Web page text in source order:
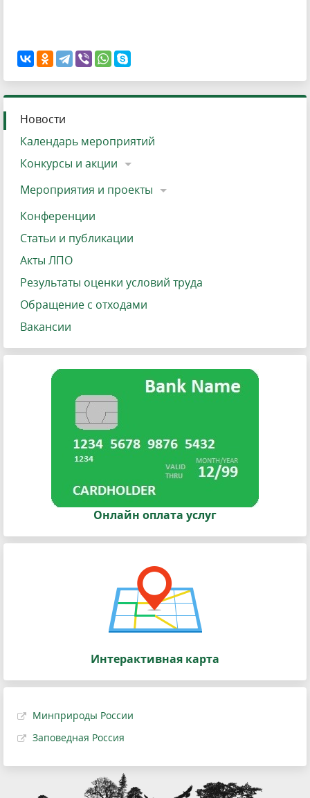
Новости
Календарь мероприятий
Конкурсы и акции
Мероприятия и проекты
Конференции
Статьи и публикации
Акты ЛПО
Результаты оценки условий труда
Обращение с отходами
Вакансии
Онлайн оплата услуг
Интерактивная карта
Минприроды России
Заповедная Россия